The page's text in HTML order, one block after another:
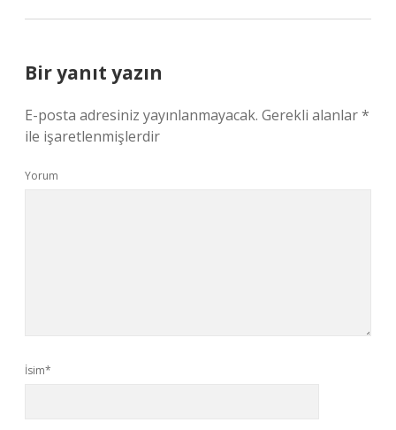
Bir yanıt yazın
E-posta adresiniz yayınlanmayacak. Gerekli alanlar*
ile işaretlenmişlerdir
Yorum
İsim*